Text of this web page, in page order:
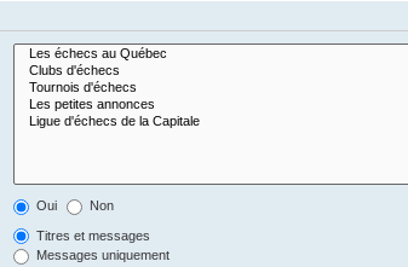
Oui Non
Titres et messages
Messages uniquement